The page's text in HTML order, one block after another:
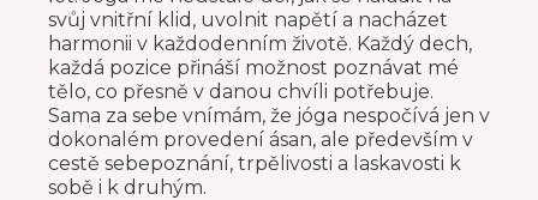
svůj vnitřní klid, uvolnit napětí a nacházet
harmonii v každodenním životě. Každý dech,
každá pozice přináší možnost poznávat mé
tělo, co přesně v danou chvíli potřebuje.
Sama za sebe vnímám, že jóga nespočívá jen v
dokonalém provedení ásan, ale především v
cestě sebepoznání, trpělivosti a laskavosti k
sobě i k druhým.